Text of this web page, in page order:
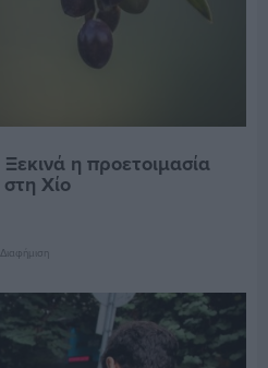
η προετοιμασία
Χίο
Διαφήμιση